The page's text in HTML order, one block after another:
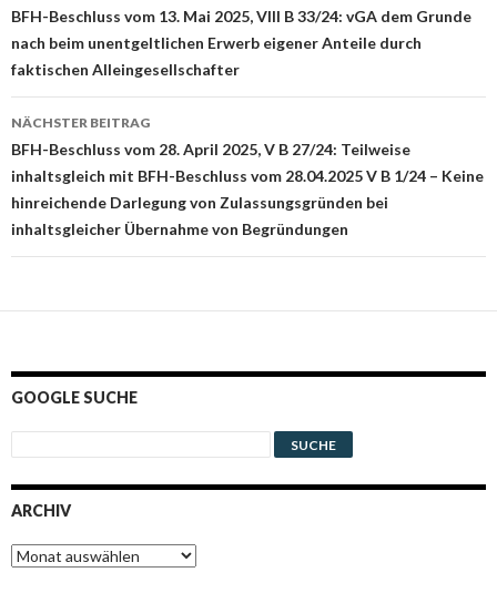
Navigation
BFH-Beschluss vom 13. Mai 2025, VIII B 33/24: vGA dem Grunde
nach beim unentgeltlichen Erwerb eigener Anteile durch
faktischen Alleingesellschafter
NÄCHSTER BEITRAG
BFH-Beschluss vom 28. April 2025, V B 27/24: Teilweise
inhaltsgleich mit BFH-Beschluss vom 28.04.2025 V B 1/24 – Keine
hinreichende Darlegung von Zulassungsgründen bei
inhaltsgleicher Übernahme von Begründungen
GOOGLE SUCHE
ARCHIV
Archiv